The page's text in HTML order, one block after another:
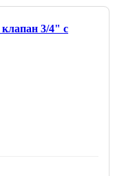
клапан 3/4" с